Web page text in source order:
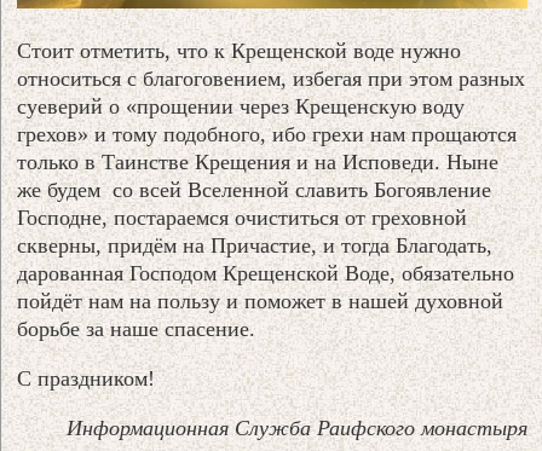
Стоит отметить, что к Крещенской воде нужно
относиться с благоговением, избегая при этом разных
суеверий о «прощении через Крещенскую воду
грехов» и тому подобного, ибо грехи нам прощаются
только в Таинстве Крещения и на Исповеди. Ныне
же будем со всей Вселенной славить Богоявление
Господне, постараемся очиститься от греховной
скверны, придём на Причастие, и тогда Благодать,
дарованная Господом Крещенской Воде, обязательно
пойдёт нам на пользу и поможет в нашей духовной
борьбе за наше спасение.
С праздником!
Информационная Служба Раифского монастыря